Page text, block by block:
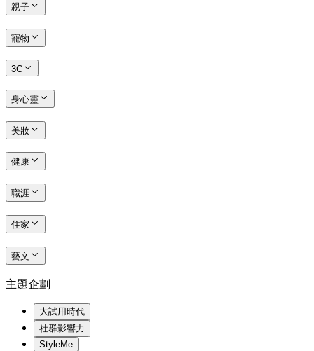
親子
寵物
3C
身心靈
美妝
健康
職涯
住家
藝文
主題企劃
大試用時代
社群影響力
StyleMe